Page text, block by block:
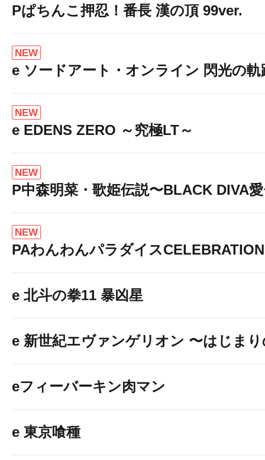
Pぱちんこ押忍！番長 漢の頂 99ver.
NEW
e ソードアート・オンライン 閃光の軌
NEW
e EDENS ZERO ～究極LT～
NEW
P中森明菜・歌姫伝説〜BLACK DIVA
NEW
PAわんわんパラダイスCELEBRATION
e 北斗の拳11 暴凶星
e 新世紀エヴァンゲリオン 〜はじま
eフィーバーキン肉マン
e 東京喰種